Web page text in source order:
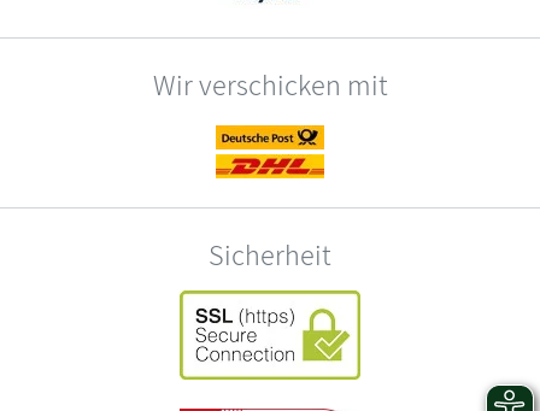
Wir verschicken mit
Sicherheit